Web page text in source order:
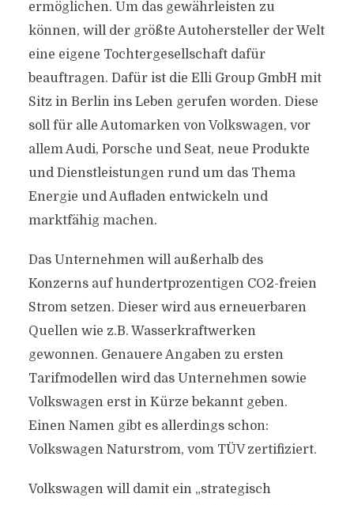
ermöglichen. Um das gewährleisten zu
können, will der größte Autohersteller der Welt
eine eigene Tochtergesellschaft dafür
beauftragen. Dafür ist die Elli Group GmbH mit
Sitz in Berlin ins Leben gerufen worden. Diese
soll für alle Automarken von Volkswagen, vor
allem Audi, Porsche und Seat, neue Produkte
und Dienstleistungen rund um das Thema
Energie und Aufladen entwickeln und
marktfähig machen.
Das Unternehmen will außerhalb des
Konzerns auf hundertprozentigen CO2-freien
Strom setzen. Dieser wird aus erneuerbaren
Quellen wie z.B. Wasserkraftwerken
gewonnen. Genauere Angaben zu ersten
Tarifmodellen wird das Unternehmen sowie
Volkswagen erst in Kürze bekannt geben.
Einen Namen gibt es allerdings schon:
Volkswagen Naturstrom, vom TÜV zertifiziert.
Volkswagen will damit ein „strategisch